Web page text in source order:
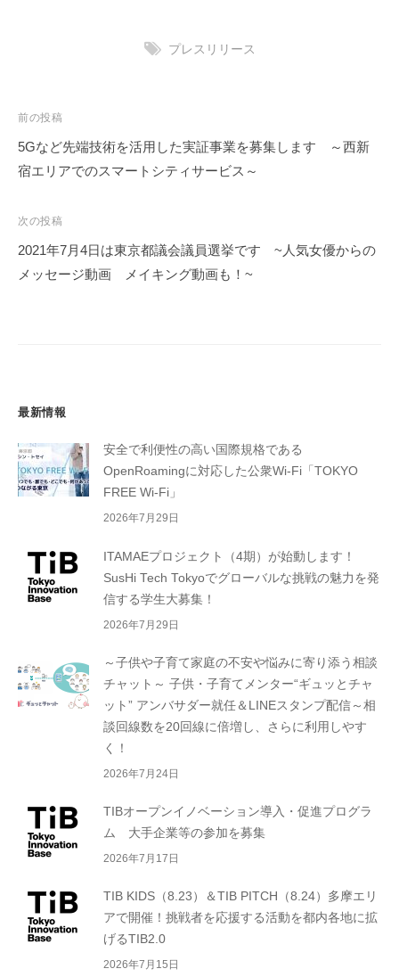
プレスリリース
投
稿
ナ
ゲ
ー
シ
前の投稿
5Gなど先端技術を活用した実証事業を募集します ～西新
宿エリアでのスマートシティサービス～
次の投稿
2021年7月4日は東京都議会議員選挙です ~人気女優からの
メッセージ動画 メイキング動画も！~
最新情報
安全で利便性の高い国際規格である
OpenRoamingに対応した公衆Wi-Fi「TOKYO
FREE Wi-Fi」
2026年7月29日
ITAMAEプロジェクト（4期）が始動します！
SusHi Tech Tokyoでグローバルな挑戦の魅力を発
信する学生大募集！
2026年7月29日
～子供や子育て家庭の不安や悩みに寄り添う相談
チャット～ 子供・子育てメンター“ギュッとチャ
ット” アンバサダー就任＆LINEスタンプ配信～相
談回線数を20回線に倍増し、さらに利用しやす
く！
2026年7月24日
TIBオープンイノベーション導入・促進プログラ
ム 大手企業等の参加を募集
2026年7月17日
TIB KIDS（8.23）＆TIB PITCH（8.24）多摩エリ
アで開催！挑戦者を応援する活動を都内各地に拡
げるTIB2.0
2026年7月15日